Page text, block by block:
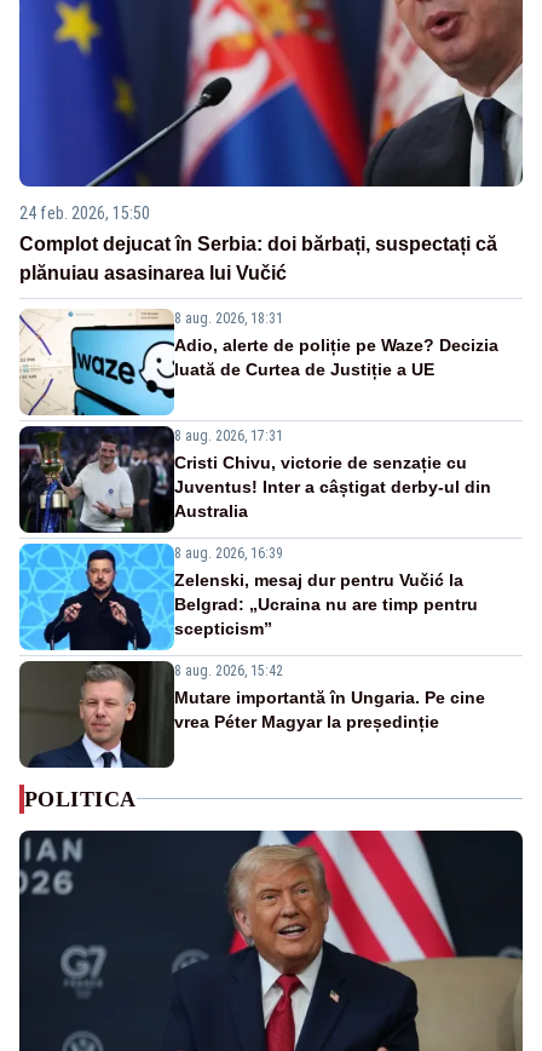
24 feb. 2026, 15:50
Complot dejucat în Serbia: doi bărbați, suspectați că
plănuiau asasinarea lui Vučić
8 aug. 2026, 18:31
Adio, alerte de poliție pe Waze? Decizia
luată de Curtea de Justiție a UE
8 aug. 2026, 17:31
Cristi Chivu, victorie de senzație cu
Juventus! Inter a câștigat derby-ul din
Australia
8 aug. 2026, 16:39
Zelenski, mesaj dur pentru Vučić la
Belgrad: „Ucraina nu are timp pentru
scepticism”
8 aug. 2026, 15:42
Mutare importantă în Ungaria. Pe cine
vrea Péter Magyar la președinție
POLITICA